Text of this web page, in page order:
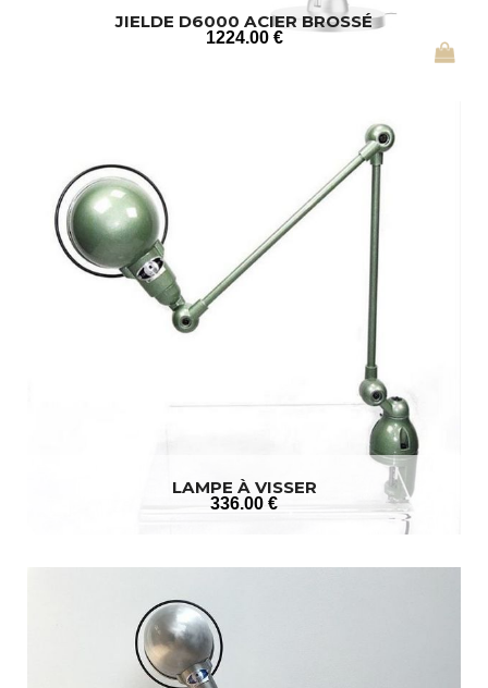
JIELDE D6000 ACIER BROSSÉ
1224.00 €
LAMPE À VISSER
336.00 €